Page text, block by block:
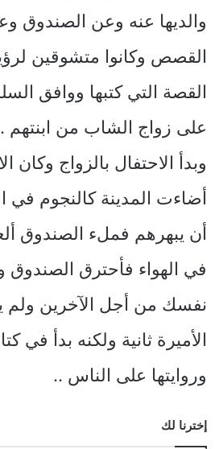
والديها عنه وعن الصندوق
القصص وكانوا متشوقين
القصة التي كتبها ووافق
على زواج الشاب من ابنتهم .
وبدأ الاحتفال بالزواج وكان
أضاءت المدينة كالنجوم في
أن يبهرهم فملء الصندوق
في الهواء فأحترق الصندوق
نفسك من أجل الآخرين ولم
الأميرة ثانية ولكنه بدأ في
وروايتها على الناس ..
إخترنا لك